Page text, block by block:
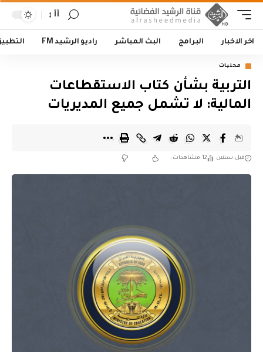
أأ
اخر الاخبار البرامج البث المباشر راديو الرشيد FM
محليات
التربية بشأن كتاب الاستقطاعات
المالية: لا تشمل جميع المديريات
قبل سنتين 12 مشاهدات